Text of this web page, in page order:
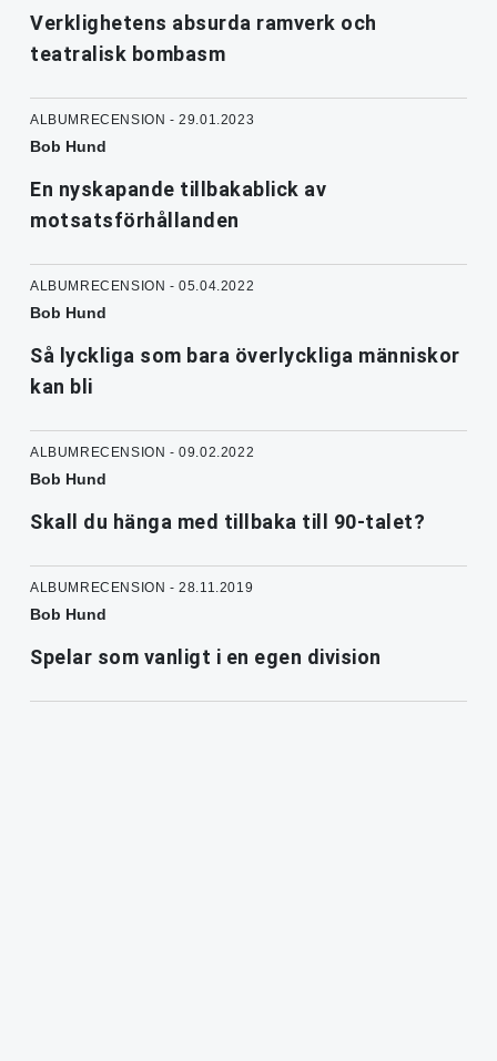
Verklighetens absurda ramverk och
teatralisk bombasm
ALBUMRECENSION - 29.01.2023
Bob Hund
En nyskapande tillbakablick av
motsatsförhållanden
ALBUMRECENSION - 05.04.2022
Bob Hund
Så lyckliga som bara överlyckliga människor
kan bli
ALBUMRECENSION - 09.02.2022
Bob Hund
Skall du hänga med tillbaka till 90-talet?
ALBUMRECENSION - 28.11.2019
Bob Hund
Spelar som vanligt i en egen division